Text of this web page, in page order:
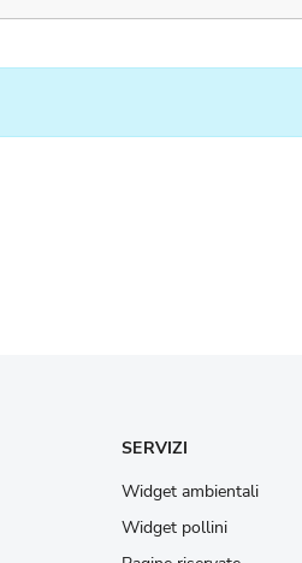
SERVIZI
Widget ambientali
Widget pollini